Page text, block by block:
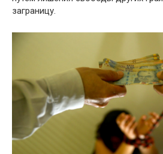
заграницу.